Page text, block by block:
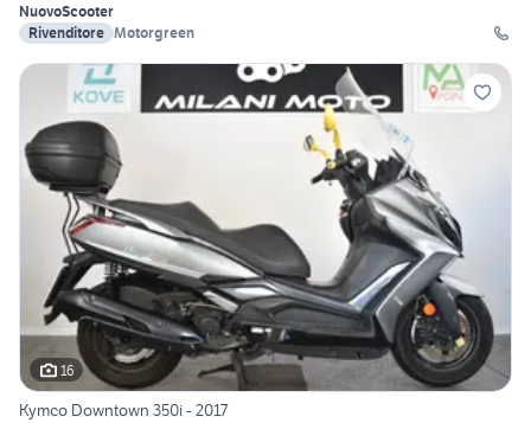
NuovoScooter
Rivenditore Motorgreen
16
Kymco Downtown 350i - 2017